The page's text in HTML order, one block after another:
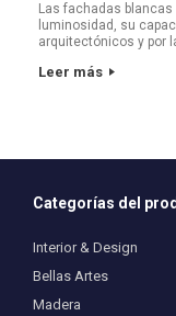
Las fachadas
luminosidad, su
arquitectónicos y por
Leer más
Categorías del
Interior & Design
Bellas Artes
Madera